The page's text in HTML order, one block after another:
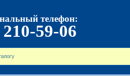
телефон:
59-06